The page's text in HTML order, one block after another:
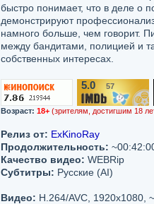
быстро понимает, что в деле о
демонстрируют
намного больше, чем говорит.
между бандитами, полицией и
собственных интересах.
5.0 57
Возраст: 18+ (зрителям, достигшим 18
Релиз от: ExKinoRay
Продолжительность:
Качество видео: WEBRip
Субтитры: Русские (AI)
Видео: H.264/AVC, 1920x1080,